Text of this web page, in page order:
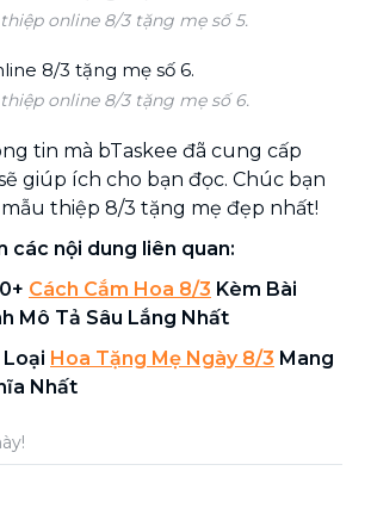
online 8/3 tặng mẹ số 5.
online 8/3 tặng mẹ số 6.
tin mà bTaskee đã cung cấp
giúp ích cho bạn đọc. Chúc bạn
thiệp 8/3 tặng mẹ đẹp nhất!
các nội dung liên quan:
Cách Cắm Hoa 8/3 Kèm Bài
Mô Tả Sâu Lắng Nhất
Hoa Tặng Mẹ Ngày 8/3 Mang
Nhất